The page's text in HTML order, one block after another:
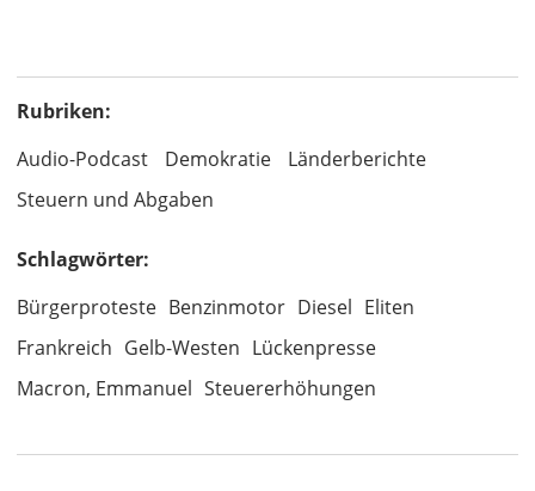
Rubriken:
Audio-Podcast
Demokratie
Länderberichte
Steuern und Abgaben
Schlagwörter:
Bürgerproteste Benzinmotor Diesel Eliten
Frankreich Gelb-Westen Lückenpresse
Macron, Emmanuel Steuererhöhungen